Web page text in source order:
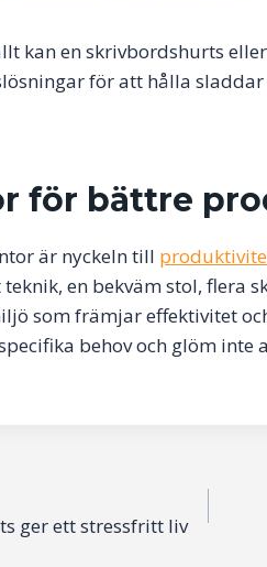
kan en skrivbordshurts
för att hålla
för bättre
är nyckeln till
en bekväm stol, flera
som främjar effektivitet
behov och glöm
ger ett stressfritt liv